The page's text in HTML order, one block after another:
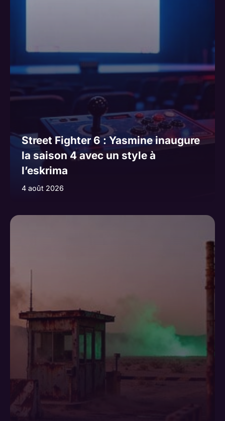
Street Fighter 6 : Yasmine inaugure
la saison 4 avec un style à
l’eskrima
4 août 2026